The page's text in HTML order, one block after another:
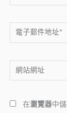
電
子
件
地
*
網
站
址
在瀏覽器中